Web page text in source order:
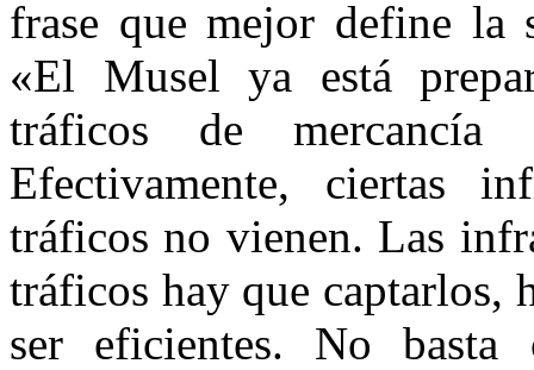
frase que mejor define la
«El Musel ya está
tráficos de mercancía
Efectivamente, ciertas
tráficos no vienen. Las
tráficos hay que captarlos,
ser eficientes. No basta